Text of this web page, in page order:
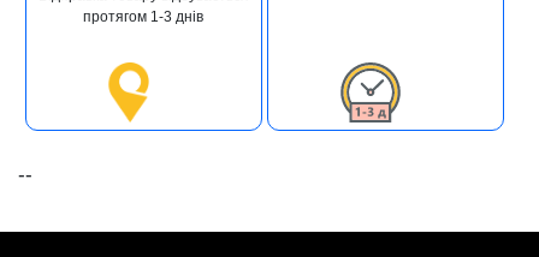
протягом 1-3 днів
--